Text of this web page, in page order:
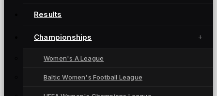
Results
Championships
Women's A League
Baltic Women's Football League
NUORODOS